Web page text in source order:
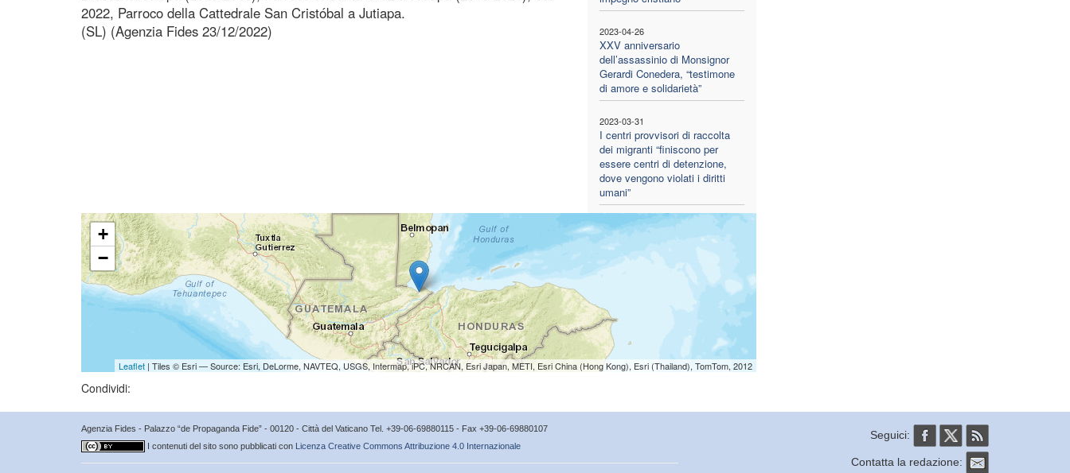
2023-04-26
XXV anniversario
dell’assassinio di Monsignor
Gerardi Conedera, “testimone
di amore e solidarietà”
2023-03-31
I centri provvisori di raccolta
dei migranti “finiscono per
essere centri di detenzione,
dove vengono violati i diritti
umani”
2022, Parroco della Cattedrale San Cristóbal a Jutiapa.
(SL) (Agenzia Fides 23/12/2022)
+
−
Leaflet| Tiles © Esri — Source: Esri, DeLorme, NAVTEQ, USGS, Intermap, iPC, NRCAN, Esri Japan, METI, Esri China (Hong Kong), Esri (Thailand), TomTom, 2012
Condividi:
Agenzia Fides - Palazzo “de Propaganda Fide” - 00120 - Città del Vaticano Tel. +39-06-69880115 - Fax +39-06-69880107
I contenuti del sito sono pubblicati con Licenza Creative Commons Attribuzione 4.0 Internazionale
Seguici:
Contatta la redazione: